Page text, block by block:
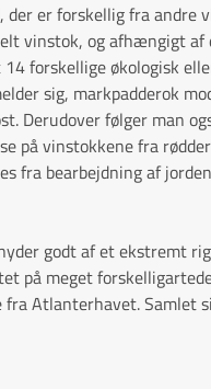
er forskellig fra andre
vinstok, og afhængigt
forskellige økologisk
sig, markpadderok
Derudover følger man
på vinstokkene fra
fra bearbejdning af
godt af et ekstremt
på meget
Atlanterhavet. Samlet